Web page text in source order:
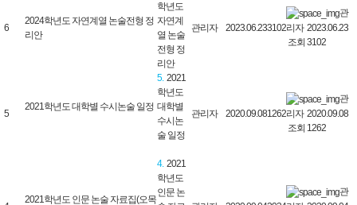
6
2024학년도 자연계열 논술전형 정
리안
학년도
자연계
열 논술
전형 정
리안
관리자 2023.06.233102
관
리자 2023.06.23
조회 3102
5
2021학년도 대학별 수시논술 일정
5.2021
학년도
대학별
수시논
술 일정
관리자 2020.09.081262
관
리자 2020.09.08
조회 1262
2021학년도 인문 논술 자료집(오목
4.2021
학년도
인문 논
관